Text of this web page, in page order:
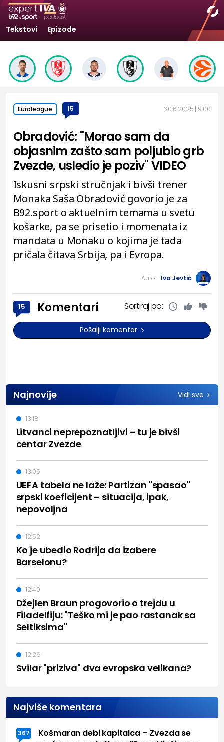
Tekstovi Epizode
Euroleague 15 20.6.2025. 19:00
Obradović: "Morao sam da
objasnim zašto sam poljubio grb
Zvezde, usledio je poziv" VIDEO
Iskusni srpski stručnjak i bivši trener
Monaka Saša Obradović govorio je za
B92.sport o aktuelnim temama u svetu
košarke, pa se prisetio i momenata iz
mandata u Monaku o kojima je tada
pričala čitava Srbija, pa i Evropa.
Autor: Iva Jevtić
15 Komentari Sortiraj po:
Pošalji komentar
Najnovije Vidi sve
Litvanci neprepoznatljivi – tu je bivši
centar Zvezde
13:18
UEFA tabela ne laže: Partizan "spasao"
srpski koeficijent – situacija, ipak,
nepovoljna
13:05
Ko je ubedio Rodrija da izabere
Barselonu?
12:52
Džejlen Braun progovorio o trejdu u
Filadelfiju: "Teško mi je pao rastanak sa
Seltiksima"
12:40
Svilar "priziva" dva evropska velikana?
12:29
Najviše komentara
367
Košmaran debi kapitalca – Zvezda se